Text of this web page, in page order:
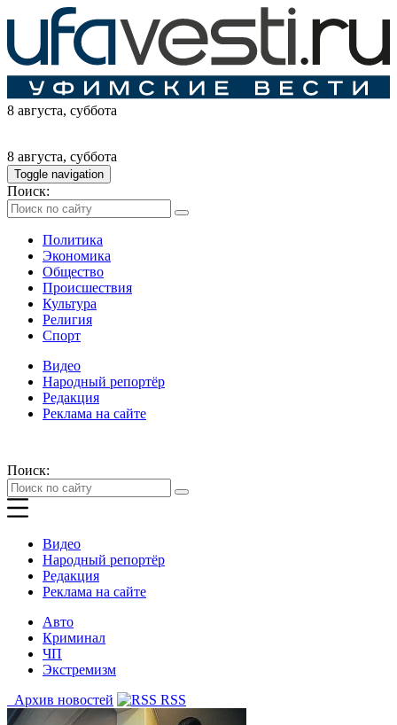
8 августа, суббота
8 августа, суббота
Toggle navigation
Поиск:
Политика
Экономика
Общество
Происшествия
Культура
Религия
Спорт
Видео
Народный репортёр
Редакция
Реклама на сайте
Поиск:
Видео
Народный репортёр
Редакция
Реклама на сайте
Авто
Криминал
ЧП
Экстремизм
Архив новостей
RSS